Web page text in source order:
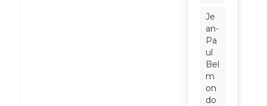
Je
an-
Pa
ul
Bel
m
on
do